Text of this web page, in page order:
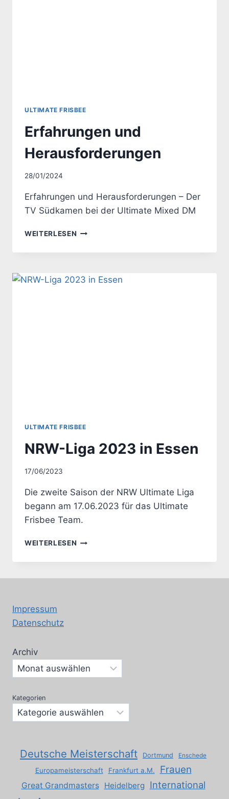
ULTIMATE FRISBEE
Erfahrungen und
Herausforderungen
Von
28/01/2024
Erfahrungen und Herausforderungen – Der
TV Südkamen bei der Ultimate Mixed DM
WEITERLESEN ERFAHRUNGEN
HERAUSFORDERUNGEN
ULTIMATE FRISBEE
NRW-Liga 2023 in Essen
Von
17/06/2023
Die zweite Saison der NRW Ultimate Liga
begann am 17.06.2023 für das Ultimate
Frisbee Team.
WEITERLESEN NRW-
2023
Impressum
Datenschutz
Archiv
Kategorien
Deutsche Meisterschaft Dortmund Enschede
Europameisterschaft Frankfurt a.M. Frauen
Great Grandmasters Heidelberg International